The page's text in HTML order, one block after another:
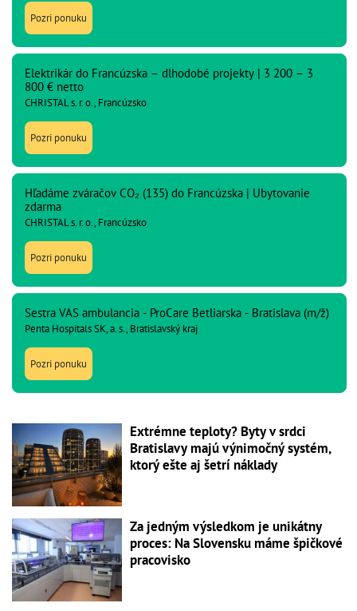
Pozri ponuku
Elektrikár do Francúzska – dlhodobé projekty | 3 200 – 3
800 € netto
CHRISTAL s. r. o., Francúzsko
Pozri ponuku
Hľadáme zváračov CO₂ (135) do Francúzska | Ubytovanie
zdarma
CHRISTAL s. r. o., Francúzsko
Pozri ponuku
Sestra VAS ambulancia - ProCare Betliarska - Bratislava (m/ž)
Penta Hospitals SK, a. s., Bratislavský kraj
Pozri ponuku
Extrémne teploty? Byty v srdci
Bratislavy majú výnimočný systém,
ktorý ešte aj šetrí náklady
Za jedným výsledkom je unikátny
proces: Na Slovensku máme špičkové
pracovisko